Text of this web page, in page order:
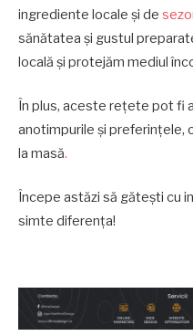
ingrediente locale și de
sănătatea și gustul
locală și protejăm mediul
În plus, aceste rețete pot fi
anotimpurile și preferințele,
la masă.
Începe astăzi să gătești cu
simte diferența!